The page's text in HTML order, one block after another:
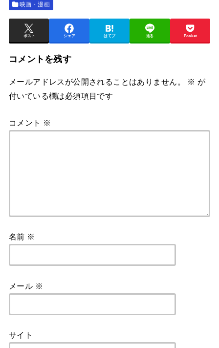
映画・漫画
ポスト シェア はてブ 送る Pocket
コメントを残す
メールアドレスが公開されることはありません。 ※ が
付いている欄は必須項目です
コメント ※
名前 ※
メール ※
サイト